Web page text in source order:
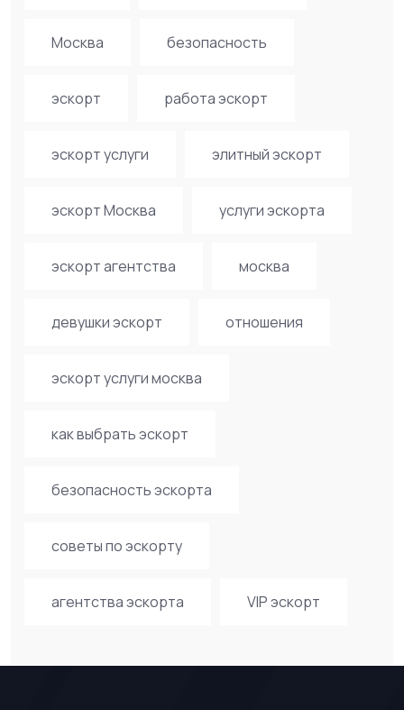
Москва безопасность
эскорт работа эскорт
эскорт услуги элитный эскорт
эскорт Москва услуги эскорта
эскорт агентства москва
девушки эскорт отношения
эскорт услуги москва
как выбрать эскорт
безопасность эскорта
советы по эскорту
агентства эскорта VIP эскорт